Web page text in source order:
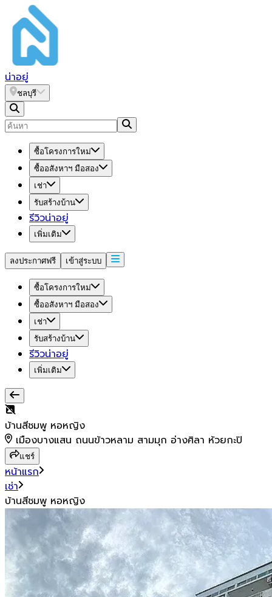
น่าอยู่
ชลบุรี
ซื้อโครงการใหม่
ซื้ออสังหาฯ มือสอง
เช่า
รับสร้างบ้าน
รีวิวน่าอยู่
เพิ่มเติม
ลงประกาศฟรี เข้าสู่ระบบ
ซื้อโครงการใหม่
ซื้ออสังหาฯ มือสอง
เช่า
รับสร้างบ้าน
รีวิวน่าอยู่
เพิ่มเติม
บ้านสีชมพู หอหญิง
เมืองบางแสน ถนนข้าวหลาม สามมุก อ่างศิลา ห้วยกะปิ
แชร์
หน้าแรก
เช่า
บ้านสีชมพู หอหญิง